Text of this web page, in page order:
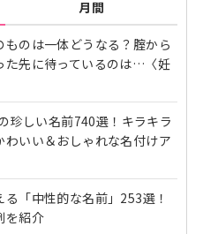
月間
のは一体どうなる？腟から
た先に待っているのは…〈妊
珍しい名前740選！キラキラ
わいい＆おしゃれな名付けア
「中性的な名前」253選！
を紹介